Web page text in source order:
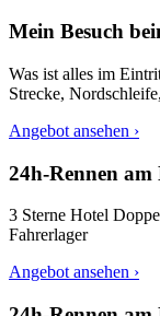
Mein Besuch
Was ist alles im
Strecke,
Angebot ansehen ›
24h-Rennen
3 Sterne Hotel
Fahrerlager
Angebot ansehen ›